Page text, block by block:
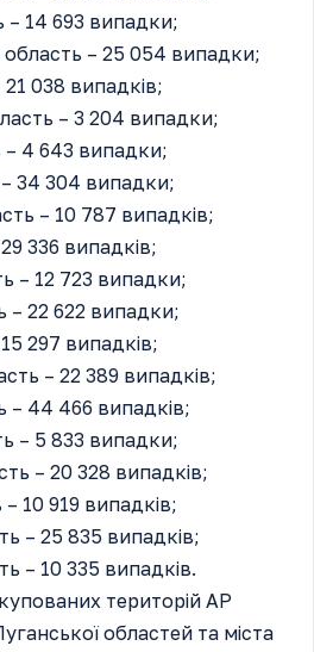
– 14 693 випадки;
область – 25 054 випадки;
038 випадків;
– 3 204 випадки;
– 4 643 випадки;
34 304 випадки;
– 10 787 випадків;
336 випадків;
– 12 723 випадки;
– 22 622 випадки;
297 випадків;
– 22 389 випадків;
– 44 466 випадків;
– 5 833 випадки;
– 20 328 випадків;
10 919 випадків;
– 25 835 випадків;
– 10 335 випадків.
територій АР
областей та міста